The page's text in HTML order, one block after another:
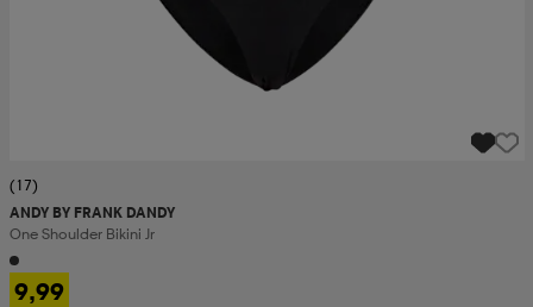
(17)
ANDY BY FRANK DANDY
One Shoulder Bikini Jr
9,99